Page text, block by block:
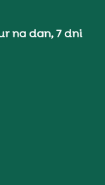
na dan, 7 dni